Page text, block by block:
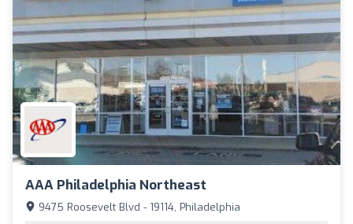
AAA Philadelphia Northeast
9475 Roosevelt Blvd - 19114, Philadelphia